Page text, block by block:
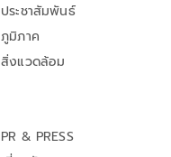
ประชาสัมพันธ์
ภูมิภาค
สิ่งแวดล้อม
PR & PRESS